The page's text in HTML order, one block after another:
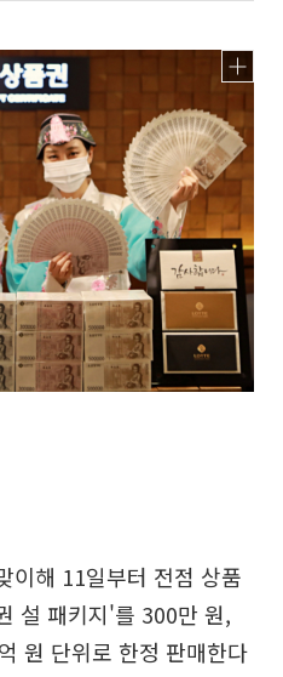
이해 11일부터 전점 상품
설 패키지'를 300만 원,
원 단위로 한정 판매한다